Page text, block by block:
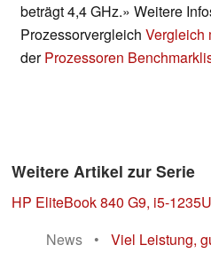
beträgt 4,4 GHz.» Weitere
Prozessorvergleich Vergleich
derProzessoren
Weitere Artikel zur Serie
HP EliteBook 840 G9, i5-1235U
News
•
Viel Leistung,